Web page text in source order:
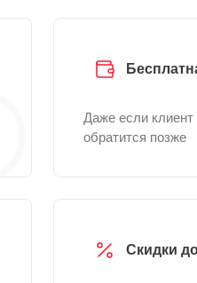
Даже если
обратится позже
Скидки